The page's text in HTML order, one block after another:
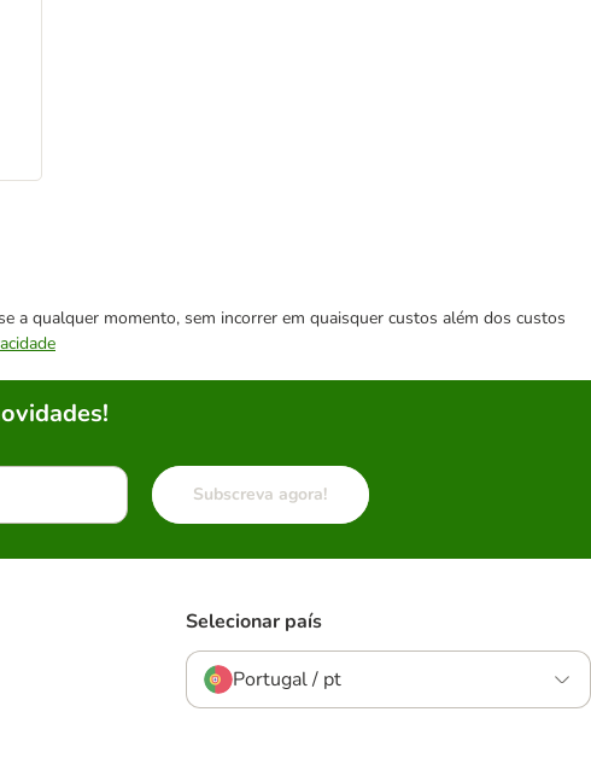
a qualquer momento, sem incorrer em quaisquer custos além dos custos
Subscreva agora!
Selecionar país
Portugal / pt